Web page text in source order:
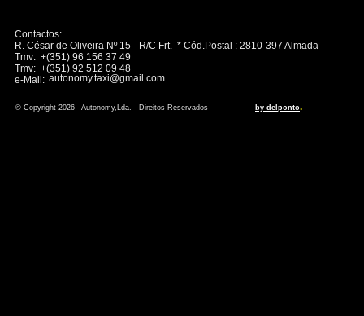
Contactos:
R. César de Oliveira Nº 15 - R/C Frt. * Cód.Postal : 2810-397 Almada
Tmv: +(351) 96 156 37 49
Tmv: +(351) 92 512 09 48
e-Mail:
© Copyright 2026 - Autonomy,Lda. - Direitos Reservados by delponto.
autonomy.taxi@gmail.com